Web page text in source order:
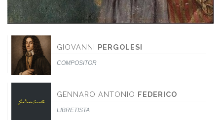
GIOVANNI PERGOLESI
COMPOSITOR
GENNARO ANTONIO FEDERICO
LIBRETISTA